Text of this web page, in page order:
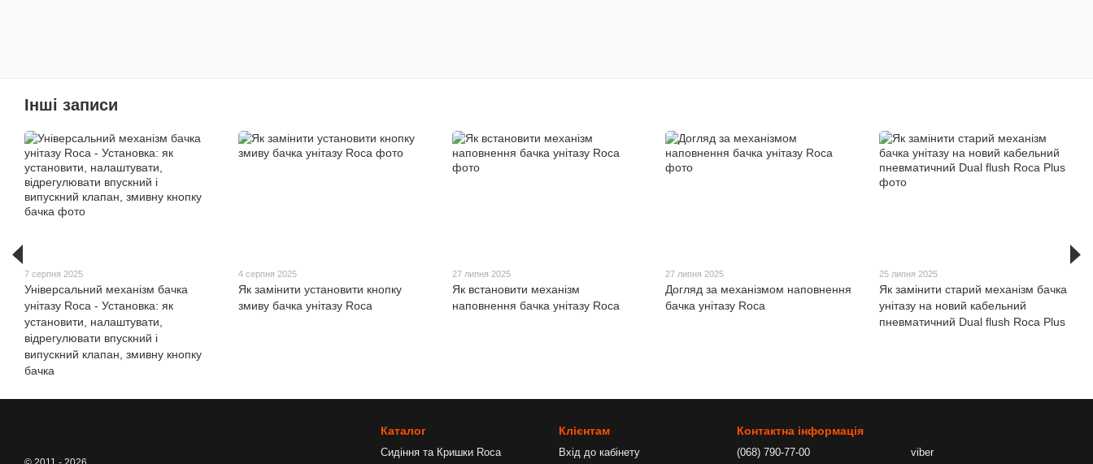
Інші записи
7 серпня 2025
Універсальний механізм бачка
унітазу Roca - Установка: як
установити, налаштувати,
відрегулювати впускний і
випускний клапан, змивну кнопку
бачка
4 серпня 2025
Як замінити установити кнопку
змиву бачка унітазу Roca
27 липня 2025
Як встановити механізм
наповнення бачка унітазу Roca
27 липня 2025
Догляд за механізмом наповнення
бачка унітазу Roca
25 липня 2025
Як замінити старий механізм бачка
унітазу на новий кабельний
пневматичний Dual flush Roca Plus
Каталог
Сидіння та Кришки Roca
Клієнтам
Вхід до кабінету
Контактна інформація
(068) 790-77-00 viber